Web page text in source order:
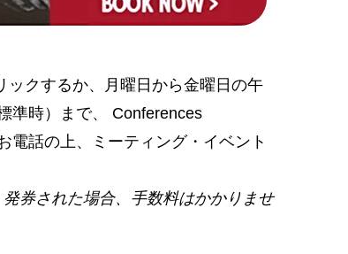
ックするか、
月曜日から金曜日の午
準時）まで、 Conferences
電話の上、ミーティング・イベント
券された場合、手数料はかかりませ